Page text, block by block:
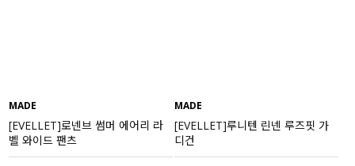
MADE
[EVELLET]로넨브 썸머 에어리 라
벨 와이드 팬츠
MADE
[EVELLET]루니텐 린넨 루즈핏 가
디건